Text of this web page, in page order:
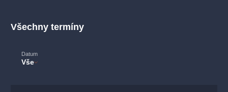
Všechny termíny
Datum
Vše